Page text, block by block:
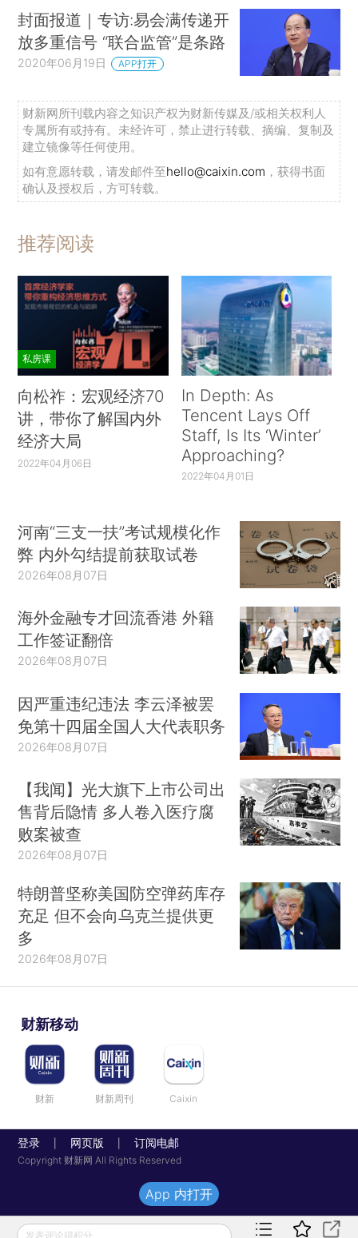
封面报道｜专访:易会满传递开
放多重信号 “联合监管”是条路
2020年06月19日 APP打开
财新网所刊载内容之知识产权为财新传媒及/或相关权利人
专属所有或持有。未经许可，禁止进行转载、摘编、复制及
建立镜像等任何使用。
如有意愿转载，请发邮件至hello@caixin.com ，获得书面
确认及授权后，方可转载。
推荐阅读
私房课
向松祚：宏观经济70
讲，带你了解国内外
经济大局
2022年04月06日
In Depth: As
Tencent Lays Off
Staff, Is Its ‘Winter’
Approaching?
2022年04月01日
河南“三支一扶”考试规模化作
弊 内外勾结提前获取试卷
2026年08月07日
海外金融专才回流香港 外籍
工作签证翻倍
2026年08月07日
因严重违纪违法 李云泽被罢
免第十四届全国人大代表职务
2026年08月07日
【我闻】光大旗下上市公司出
售背后隐情 多人卷入医疗腐
败案被查
2026年08月07日
特朗普坚称美国防空弹药库存
充足 但不会向乌克兰提供更
多
2026年08月07日
财新移动
财新 财新周刊 Caixin
登录 网页版 订阅电邮
Copyright 财新网 All Rights Reserved
发表评论得积分
App 内打开